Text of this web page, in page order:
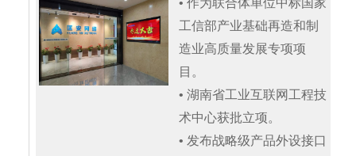
• 作为联合体单位中标国家
工信部产业基础再造和制
造业高质量发展专项项
目。
• 湖南省工业互联网工程技
术中心获批立项。
• 发布战略级产品外设接口